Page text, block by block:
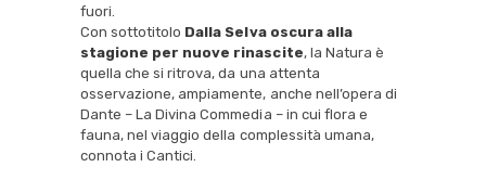
fuori.
Con sottotitolo Dalla Selva oscura alla
stagione per nuove rinascite, la Natura è
quella che si ritrova, da una attenta
osservazione, ampiamente, anche nell’opera di
Dante – La Divina Commedia – in cui flora e
fauna, nel viaggio della complessità umana,
connota i Cantici.